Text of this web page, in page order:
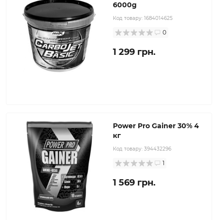
6000g
Код товару: 1684014625
0
1 299 грн.
Power Pro Gainer 30% 4
кг
Код товару: 394432296
1
1 569 грн.